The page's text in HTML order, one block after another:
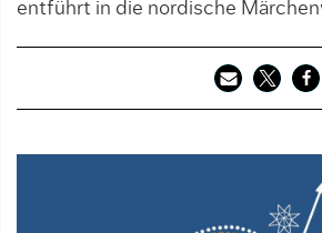
entführt in die nordische